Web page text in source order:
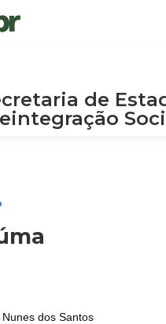
de
Nunes dos Santos